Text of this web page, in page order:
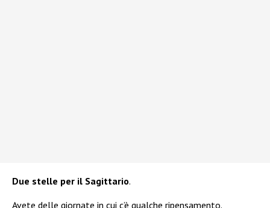
Due stelle per il Sagittario.
Avete delle giornate in cui c’è qualche ripensamento.